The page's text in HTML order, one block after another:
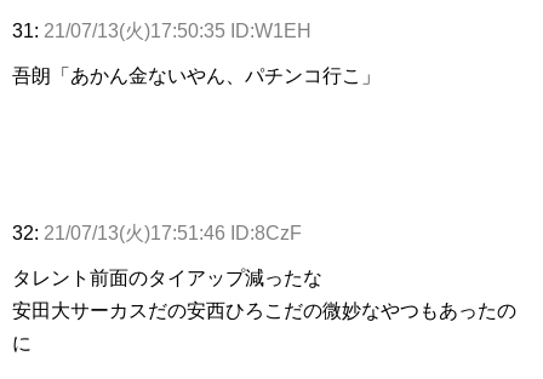
31: 21/07/13(火)17:50:35 ID:W1EH
吾朗「あかん金ないやん、パチンコ行こ」
32: 21/07/13(火)17:51:46 ID:8CzF
タレント前面のタイアップ減ったな
安田大サーカスだの安西ひろこだの微妙なやつもあったの
に